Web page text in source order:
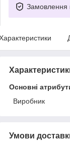
Замовлення
Основні
Виробник
Умови